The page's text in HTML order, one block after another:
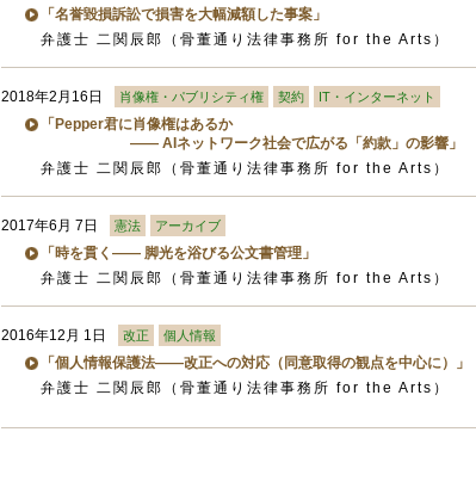
「名誉毀損訴訟で損害を大幅減額した事案」
弁護士 二関辰郎（骨董通り法律事務所 for the Arts）
2018年2月16日 肖像権・パブリシティ権 契約 IT・インターネット
「Pepper君に肖像権はあるか
―― AIネットワーク社会で広がる「約款」の影響」
弁護士 二関辰郎（骨董通り法律事務所 for the Arts）
2017年6月 7日 憲法 アーカイブ
「時を貫く―― 脚光を浴びる公文書管理」
弁護士 二関辰郎（骨董通り法律事務所 for the Arts）
2016年12月 1日 改正 個人情報
「個人情報保護法――改正への対応（同意取得の観点を中心に）」
弁護士 二関辰郎（骨董通り法律事務所 for the Arts）